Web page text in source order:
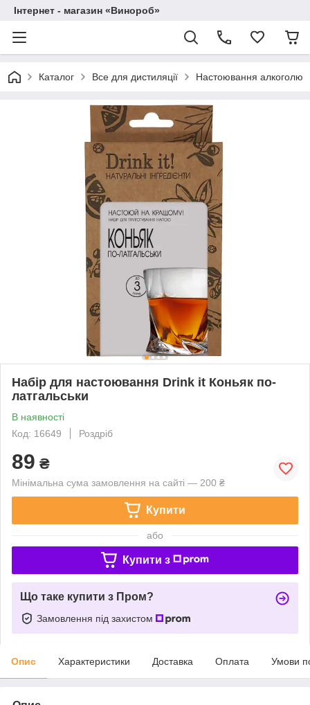
Інтернет - магазин «Винороб»
Каталог Все для дистиляції Настоювання алкоголю
Набір для настоювання Drink it Коньяк по-
латгальськи
В наявності
Код: 16649
Роздріб
89 ₴
Мінімальна сума замовлення на сайті — 200 ₴
Купити
або
Купити з
Що таке купити з Пром?
Замовлення під захистом
Опис Характеристики Доставка Оплата Умови